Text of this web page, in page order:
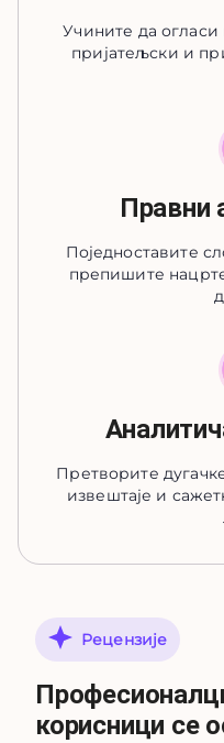
Учините да огласи
пријатељски и
Правни
Поједноставите
препишите
Претворите
извештаје и
Рецензије
корисници се